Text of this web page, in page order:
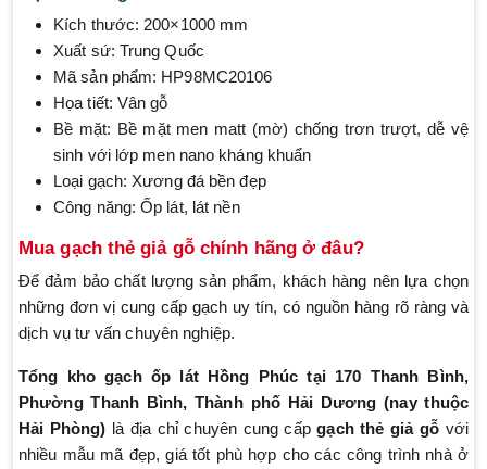
Kích thước: 200×1000 mm
Xuất sứ: Trung Quốc
Mã sản phẩm: HP98MC20106
Họa tiết: Vân gỗ
Bề mặt: Bề mặt men matt (mờ) chống trơn trượt, dễ vệ
sinh với lớp men nano kháng khuẩn
Loại gạch: Xương đá bền đẹp
Công năng: Ốp lát, lát nền
Mua gạch thẻ giả gỗ chính hãng ở đâu?
Để đảm bảo chất lượng sản phẩm, khách hàng nên lựa chọn
những đơn vị cung cấp gạch uy tín, có nguồn hàng rõ ràng và
dịch vụ tư vấn chuyên nghiệp.
Tổng kho gạch ốp lát Hồng Phúc tại 170 Thanh Bình,
Phường Thanh Bình, Thành phố Hải Dương (nay thuộc
Hải Phòng) là địa chỉ chuyên cung cấpgạch thẻ giả gỗ với
nhiều mẫu mã đẹp, giá tốt phù hợp cho các công trình nhà ở